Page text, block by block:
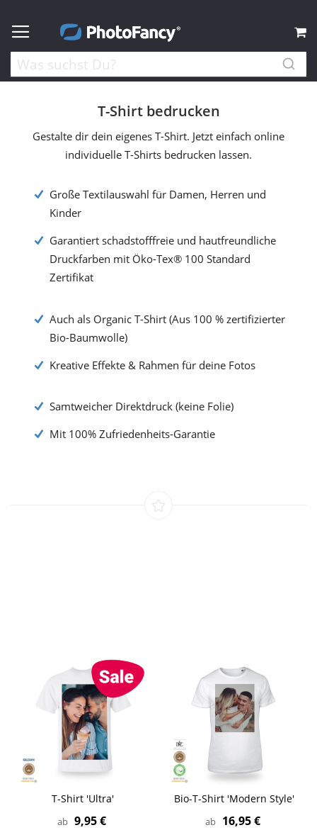
T-Shirt bedrucken
Gestalte dir dein eigenes T-Shirt. Jetzt einfach online
individuelle T-Shirts bedrucken lassen.
Große Textilauswahl für Damen, Herren und
Kinder
Garantiert schadstofffreie und hautfreundliche
Druckfarben mit Öko-Tex® 100 Standard
Zertifikat
Auch als Organic T-Shirt (Aus 100 % zertifizierter
Bio-Baumwolle)
Kreative Effekte & Rahmen für deine Fotos
Samtweicher Direktdruck (keine Folie)
Mit 100% Zufriedenheits-Garantie
T-Shirt 'Ultra'
ab 9,95 €
Bio-T-Shirt 'Modern Style'
ab 16,95 €